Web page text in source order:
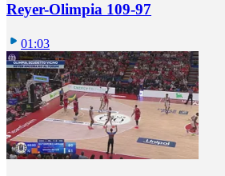
Reyer-Olimpia 109-97
01:03